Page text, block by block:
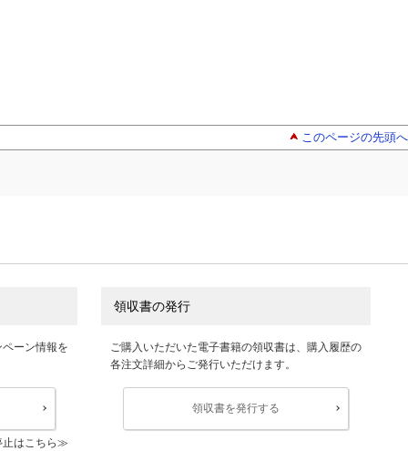
このページの先頭へ
ーン情報を
はこちら
領収書の発行
ご購入いただいた電子書籍の領収書は、購入履歴の
各注文詳細からご発行いただけます。
領収書を発行する